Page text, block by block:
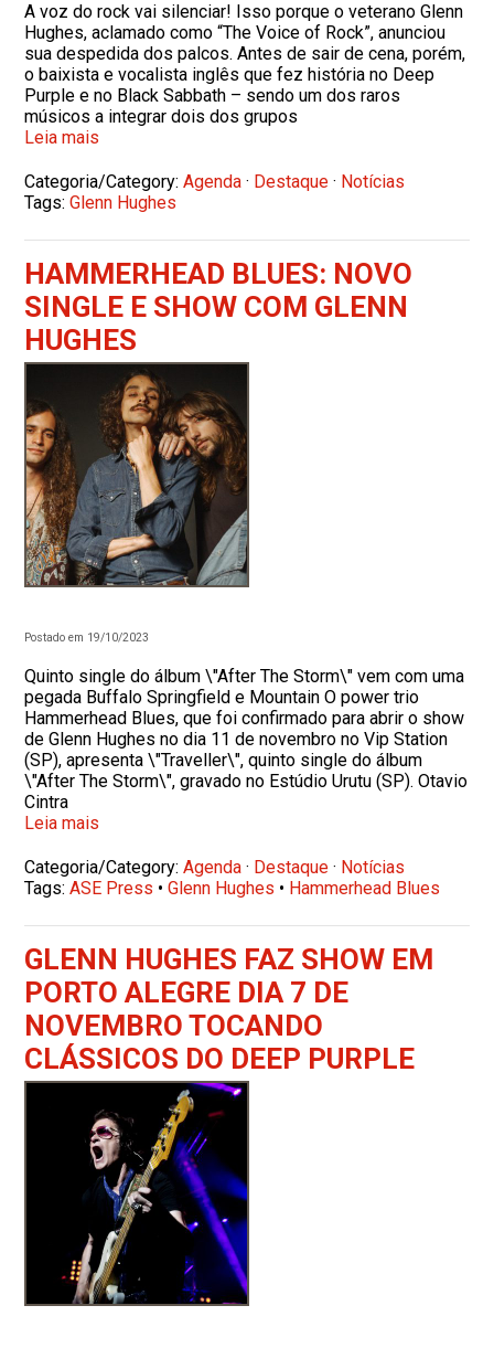
A voz do rock vai silenciar! Isso porque o veterano Glenn
Hughes, aclamado como “The Voice of Rock”, anunciou
sua despedida dos palcos. Antes de sair de cena, porém,
o baixista e vocalista inglês que fez história no Deep
Purple e no Black Sabbath – sendo um dos raros
músicos a integrar dois dos grupos
Leia mais
Categoria/Category:Agenda · Destaque · Notícias
Tags:Glenn Hughes
HAMMERHEAD BLUES: NOVO
SINGLE E SHOW COM GLENN
HUGHES
Postado em 19/10/2023
Quinto single do álbum \"After The Storm\" vem com uma
pegada Buffalo Springfield e Mountain O power trio
Hammerhead Blues, que foi confirmado para abrir o show
de Glenn Hughes no dia 11 de novembro no Vip Station
(SP), apresenta \"Traveller\", quinto single do álbum
\"After The Storm\", gravado no Estúdio Urutu (SP). Otavio
Cintra
Leia mais
Categoria/Category:Agenda · Destaque · Notícias
Tags:ASE Press •Glenn Hughes • Hammerhead Blues
GLENN HUGHES FAZ SHOW EM
PORTO ALEGRE DIA 7 DE
NOVEMBRO TOCANDO
CLÁSSICOS DO DEEP PURPLE